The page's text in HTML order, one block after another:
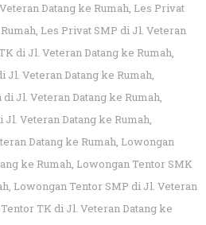
Datang ke Rumah, Les Privat
, Les Privat SMP di Jl. Veteran
di Jl. Veteran Datang ke Rumah,
Jl. Veteran Datang ke Rumah,
Jl. Veteran Datang ke Rumah,
Veteran Datang ke Rumah,
Datang ke Rumah, Lowongan
ke Rumah, Lowongan Tentor SMK
, Lowongan Tentor SMP di Jl. Veteran
TK di Jl. Veteran Datang ke